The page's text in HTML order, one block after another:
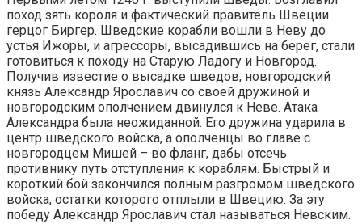
поход зять короля и фактический правитель Швеции
герцог Биргер. Шведские корабли вошли в Неву до
устья Ижоры, и агрессоры, высадившись на берег, стали
готовиться к походу на Старую Ладогу и Новгород.
Получив известие о высадке шведов, новгородский
князь Александр Ярославич со своей дружиной и
новгородским ополчением двинулся к Неве. Атака
Александра была неожиданной. Его дружина ударила в
центр шведского войска, а ополченцы во главе с
новгородцем Мишей – во фланг, дабы отсечь
противнику путь отступления к кораблям. Быстрый и
короткий бой закончился полным разгромом шведского
войска, остатки которого отплыли в Швецию. За эту
победу Александр Ярославич стал называться Невским.